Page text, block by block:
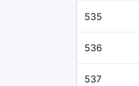
535
536
537